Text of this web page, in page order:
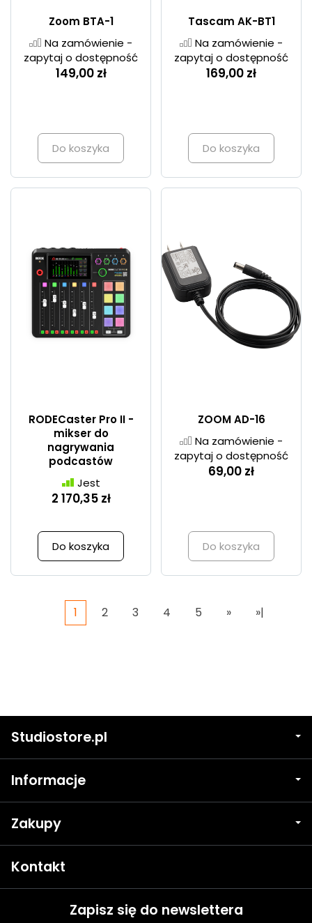
Zoom BTA-1
Na zamówienie -
zapytaj o dostępność
149,00 zł
Do koszyka
Tascam AK-BT1
Na zamówienie -
zapytaj o dostępność
169,00 zł
Do koszyka
RODECaster Pro II -
mikser do
nagrywania
podcastów
Jest
2 170,35 zł
Do koszyka
ZOOM AD-16
Na zamówienie -
zapytaj o dostępność
69,00 zł
Do koszyka
1 2 3 4 5 » »|
Studiostore.pl
Informacje
Zakupy
Kontakt
Zapisz się do newslettera